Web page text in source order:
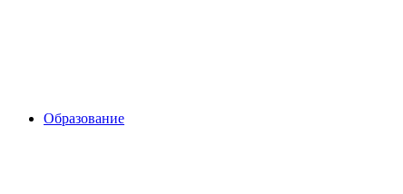
Образование